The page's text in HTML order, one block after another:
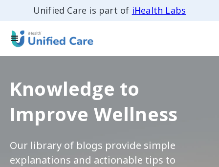
Unified Care is part of iHealth Labs
Knowledge to
Improve Wellness
Our library of blogs provide simple
explanations and actionable tips to